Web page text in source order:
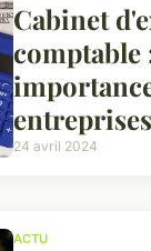
Cabinet
comptable
24 avril 2024
ACTU